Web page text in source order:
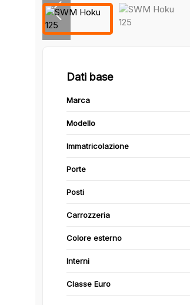
Dati base
Marca
Modello
Immatricolazione
Porte
Posti
Carrozzeria
Colore esterno
Interni
Classe Euro